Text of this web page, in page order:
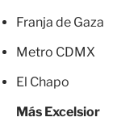
Franja de Gaza
Metro CDMX
El Chapo
Más Excelsior